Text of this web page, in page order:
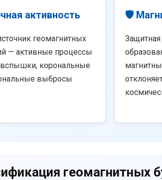
активность
геомагнитных
— активные процессы
корональные
выбросы
🛡️
геомагнитных